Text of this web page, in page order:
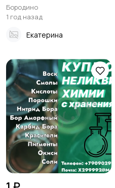
Бородино
1 год назад
Екатерина